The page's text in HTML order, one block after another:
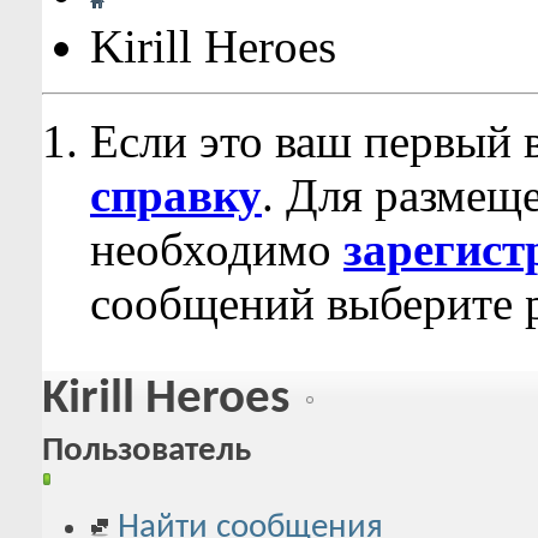
Kirill Heroes
Если это ваш первый
справку. Для
необходимо
сообщений выберите
Kirill Heroes
Пользователь
Найти сообщения